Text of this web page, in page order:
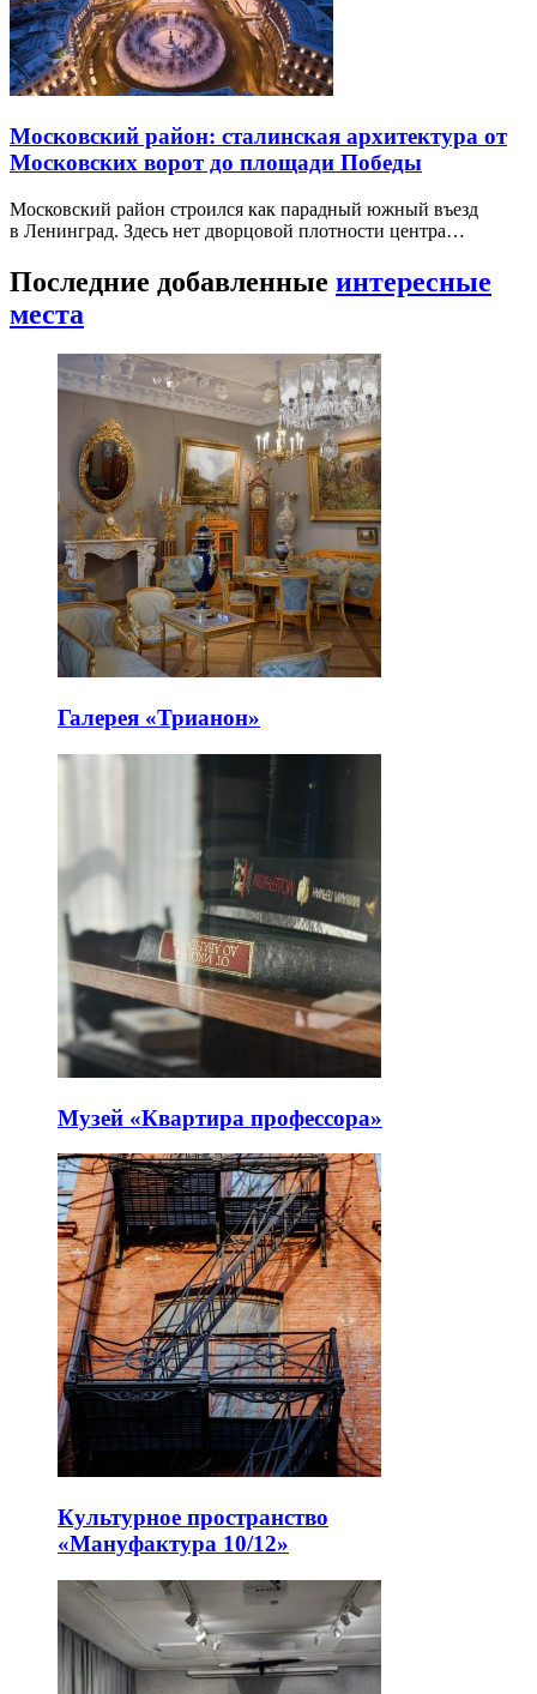
Московский район: сталинская архитектура от
Московских ворот до площади Победы
Московский район строился как парадный южный въезд
в Ленинград. Здесь нет дворцовой плотности центра…
Последние добавленные интересные
места
Галерея «Трианон»
Музей «Квартира профессора»
Культурное пространство
«Мануфактура 10/12»